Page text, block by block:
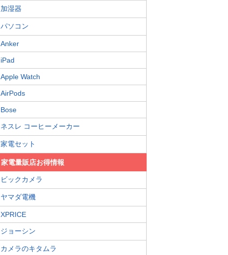
加湿器
パソコン
Anker
iPad
Apple Watch
AirPods
Bose
ネスレ コーヒーメーカー
家電セット
家電量販店お得情報
ビックカメラ
ヤマダ電機
XPRICE
ジョーシン
カメラのキタムラ